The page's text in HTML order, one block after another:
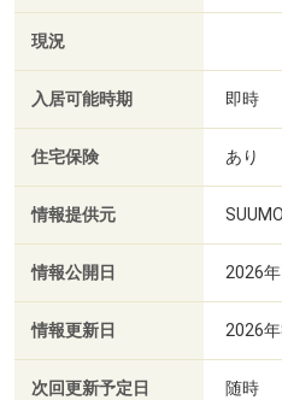
現況
入居可能時期 即時
住宅保険 あり
情報提供元
情報公開日 2026
情報更新日 2026
次回更新予定日 随時